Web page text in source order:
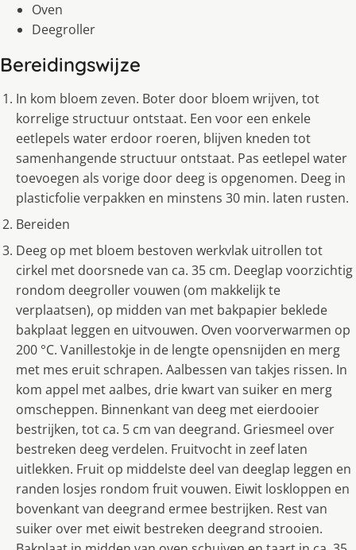
Oven
Deegroller
Bereidingswijze
In kom bloem zeven. Boter door bloem wrijven, tot
korrelige structuur ontstaat. Een voor een enkele
eetlepels water erdoor roeren, blijven kneden tot
samenhangende structuur ontstaat. Pas eetlepel water
toevoegen als vorige door deeg is opgenomen. Deeg in
plasticfolie verpakken en minstens 30 min. laten rusten.
Bereiden
Deeg op met bloem bestoven werkvlak uitrollen tot
cirkel met doorsnede van ca. 35 cm. Deeglap voorzichtig
rondom deegroller vouwen (om makkelijk te
verplaatsen), op midden van met bakpapier beklede
bakplaat leggen en uitvouwen. Oven voorverwarmen op
200 °C. Vanillestokje in de lengte opensnijden en merg
met mes eruit schrapen. Aalbessen van takjes rissen. In
kom appel met aalbes, drie kwart van suiker en merg
omscheppen. Binnenkant van deeg met eierdooier
bestrijken, tot ca. 5 cm van deegrand. Griesmeel over
bestreken deeg verdelen. Fruitvocht in zeef laten
uitlekken. Fruit op middelste deel van deeglap leggen en
randen losjes rondom fruit vouwen. Eiwit loskloppen en
bovenkant van deegrand ermee bestrijken. Rest van
suiker over met eiwit bestreken deegrand strooien.